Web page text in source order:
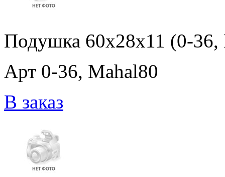
Подушка 60x28x11 (0-36,
Арт 0-36, Mahal80
В заказ